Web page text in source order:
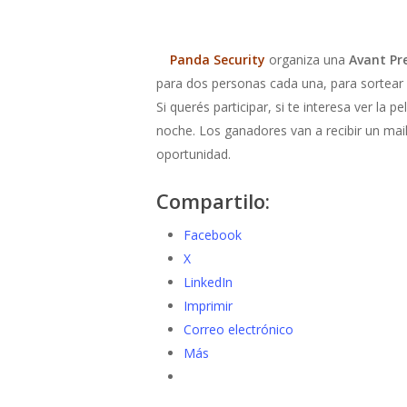
Panda Security organiza una Avant
para dos personas cada una, para
Si querés participar, si te interesa ver la
noche. Los ganadores van a recibir un
oportunidad.
Compartilo:
Facebook
X
LinkedIn
Imprimir
Correo electrónico
Más